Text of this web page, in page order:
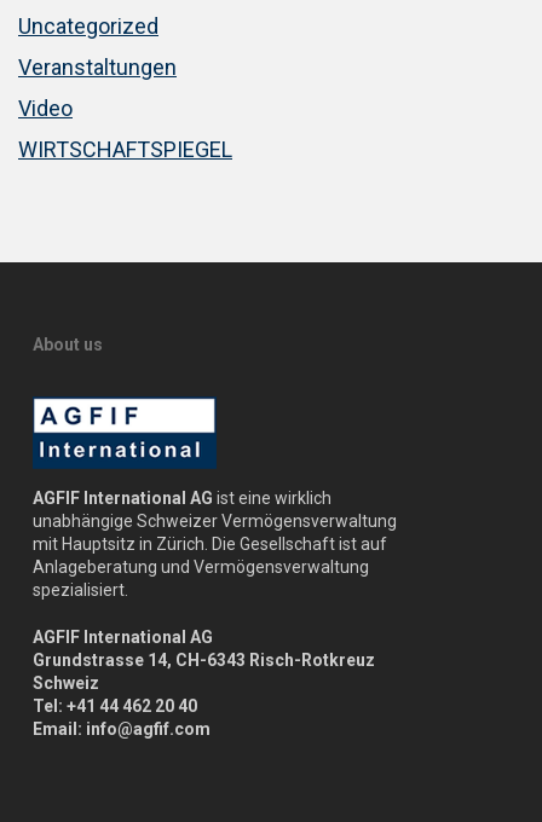
Uncategorized
Veranstaltungen
Video
WIRTSCHAFTSPIEGEL
About us
AGFIF International AG ist eine wirklich
unabhängige Schweizer Vermögensverwaltung
mit Hauptsitz in Zürich. Die Gesellschaft ist auf
Anlageberatung und Vermögensverwaltung
spezialisiert.
AGFIF International AG
Grundstrasse 14, CH-6343 Risch-Rotkreuz
Schweiz
Tel: +41 44 462 20 40
Email: info@agfif.com